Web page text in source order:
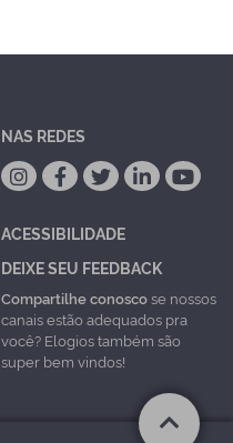
NAS REDES
ACESSIBILIDADE
DEIXE SEU FEEDBACK
Compartilhe conoscose nossos
canais estão adequados pra
você? Elogios também são
super bem vindos!